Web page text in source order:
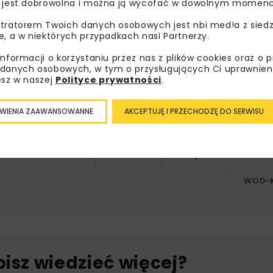
potrzeb dynamicznie rozwijającego się miasta –
pierwszej kolejności chcemy rozpocząć konieczne
latach 2026-2028 planujemy przeprowadzenie
kanalizacji sanitarnej w obrębie ulic: Tarnowskiej,
i Lubelską. Planowana instalacja ma odbierać ścieki
WOD-
wiedzieć więcej?
dobrowolna i można ją wycofać w dowolnym
Twoich danych osobowych jest nbi med!a z
a w niektórych przypadkach nasi Partnerzy.
o korzystaniu przez nas z plików cookies oraz o
osobowych, w tym o przysługujących Ci
w naszej Polityce prywatności.
AKCEPTUJĘ I PRZECHODZĘ DO SERWISU
ZAAWANSOWANNE